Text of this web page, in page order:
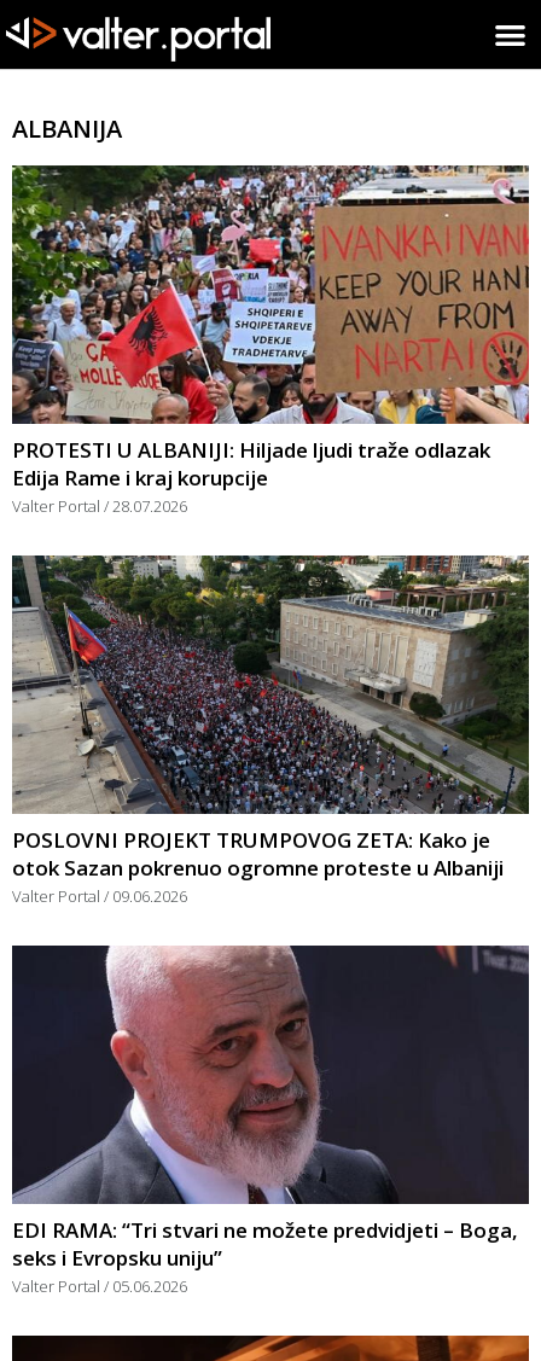
ALBANIJA
PROTESTI U ALBANIJI: Hiljade ljudi traže odlazak
Edija Rame i kraj korupcije
Valter Portal 28.07.2026
POSLOVNI PROJEKT TRUMPOVOG ZETA: Kako je
otok Sazan pokrenuo ogromne proteste u Albaniji
Valter Portal 09.06.2026
EDI RAMA: “Tri stvari ne možete predvidjeti – Boga,
seks i Evropsku uniju”
Valter Portal 05.06.2026